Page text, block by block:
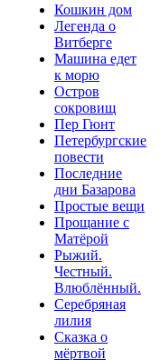
Кошкин дом
Легенда о
Витберге
Машина едет
к морю
Остров
сокровищ
Пер Гюнт
Петербургские
повести
Последние
дни Базарова
Простые вещи
Прощание с
Матёрой
Рыжий.
Честный.
Влюблённый.
Серебряная
лилия
Сказка о
мёртвой